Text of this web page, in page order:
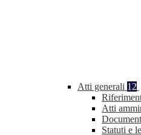
Atti generali 12
Atti
Statuti e